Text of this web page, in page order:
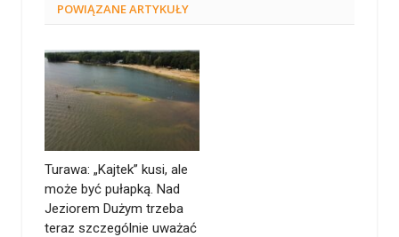
POWIĄZANEARTYKUŁY
Turawa: „Kajtek” kusi, ale
może być pułapką. Nad
Jeziorem Dużym trzeba
teraz szczególnie uważać